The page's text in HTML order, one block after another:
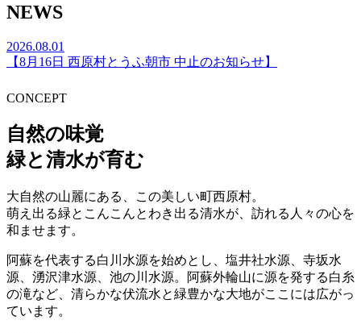
NEWS
2026.08.01
【8月16日 西原村とうふ朝市 中止のお知らせ】
CONCEPT
自然の味覚
緑と清水が育む
大自然の山麗にある、この美しい町西原村。
萌え出る緑とこんこんとわき出る清水が、訪れる人々の心を
和ませます。
阿蘇を代表する白川水源を始めとし、塩井社水源、寺坂水
源、湧沢津水源、池の川水源。阿蘇外輪山に源を発する白糸
の滝など、清らかな伏流水と緑豊かな大地がここには広がっ
ています。